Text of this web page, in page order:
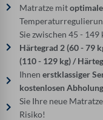
Matratze mit
Sie zwischen 45 - 149
Härtegrad 2 (60 - 79
(110 - 129 kg) /
Ihnenerstklassiger
kostenlosen Abholung
Sie Ihre neue Matratze
Risiko!